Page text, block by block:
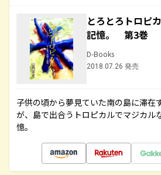
とろとろトロピ
記憶。 第3巻
D-Books
2018.07.26 発売
子供の頃から夢見ていた南の島に滞在
が、島で出合うトロピカルでマジカル
憶。